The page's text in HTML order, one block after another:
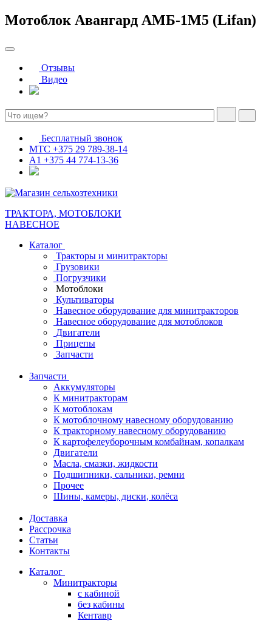
Мотоблок Авангард АМБ-1М5 (Lifan)
Отзывы
Видео
Бесплатный звонок
МТС +375 29 789-38-14
А1 +375 44 774-13-36
ТРАКТОРА, МОТОБЛОКИ
НАВЕСНОЕ
Каталог
Тракторы и минитракторы
Грузовики
Погрузчики
Мотоблоки
Культиваторы
Навесное оборудование для минитракторов
Навесное оборудование для мотоблоков
Двигатели
Прицепы
Запчасти
Запчасти
Аккумуляторы
К минитракторам
К мотоблокам
К мотоблочному навесному оборудованию
К тракторному навесному оборудованию
К картофелеуборочным комбайнам, копалкам
Двигатели
Масла, смазки, жидкости
Подшипники, сальники, ремни
Прочее
Шины, камеры, диски, колёса
Доставка
Рассрочка
Статьи
Контакты
Каталог
Минитракторы
c кабиной
без кабины
Кентавр